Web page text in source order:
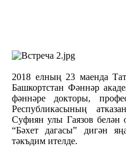
2018 елның 23 маенда
Башкортстан Фәннәр
фәннәре докторы,
Республикасының
Суфиян улы Гаязов белән
“Бәхет дагасы” дигән
тәкъдим ителде.